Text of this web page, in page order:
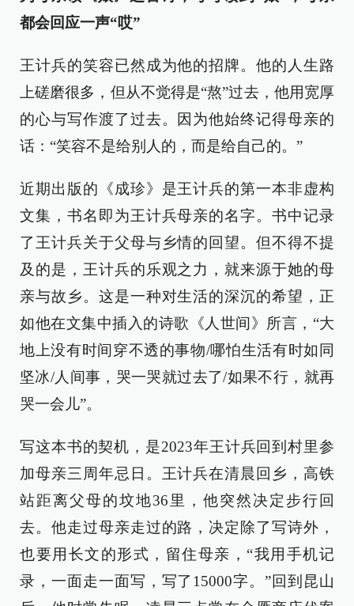
都会回应一声“哎”
王计兵的笑容已然成为他的招牌。他的人生路
上磋磨很多，但从不觉得是“熬”过去，他用宽厚
的心与写作渡了过去。因为他始终记得母亲的
话：“笑容不是给别人的，而是给自己的。”
近期出版的《成珍》是王计兵的第一本非虚构
文集，书名即为王计兵母亲的名字。书中记录
了王计兵关于父母与乡情的回望。但不得不提
及的是，王计兵的乐观之力，就来源于她的母
亲与故乡。这是一种对生活的深沉的希望，正
如他在文集中插入的诗歌《人世间》所言，“大
地上没有时间穿不透的事物/哪怕生活有时如同
坚冰/人间事，哭一哭就过去了/如果不行，就再
哭一会儿”。
写这本书的契机，是2023年王计兵回到村里参
加母亲三周年忌日。王计兵在清晨回乡，高铁
站距离父母的坟地36里，他突然决定步行回
去。他走过母亲走过的路，决定除了写诗外，
也要用长文的形式，留住母亲，“我用手机记
录，一面走一面写，写了15000字。”回到昆山